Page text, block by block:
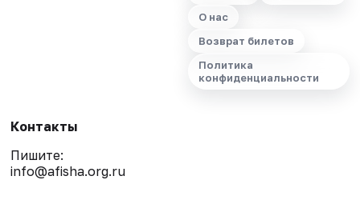
О нас
Возврат билетов
Политика
конфиденциальности
Контакты
Пишите:
info@afisha.org.ru